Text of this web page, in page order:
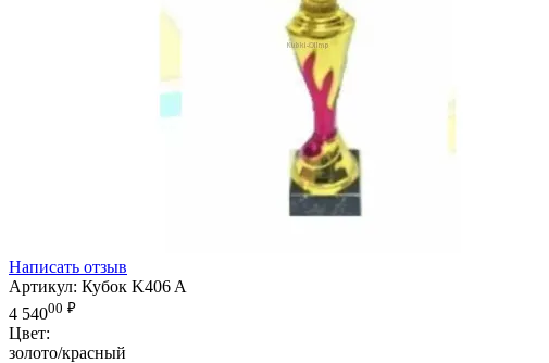
Написать отзыв
Артикул: Кубок K406 A
4 54000 ₽
Цвет:
золото/красный